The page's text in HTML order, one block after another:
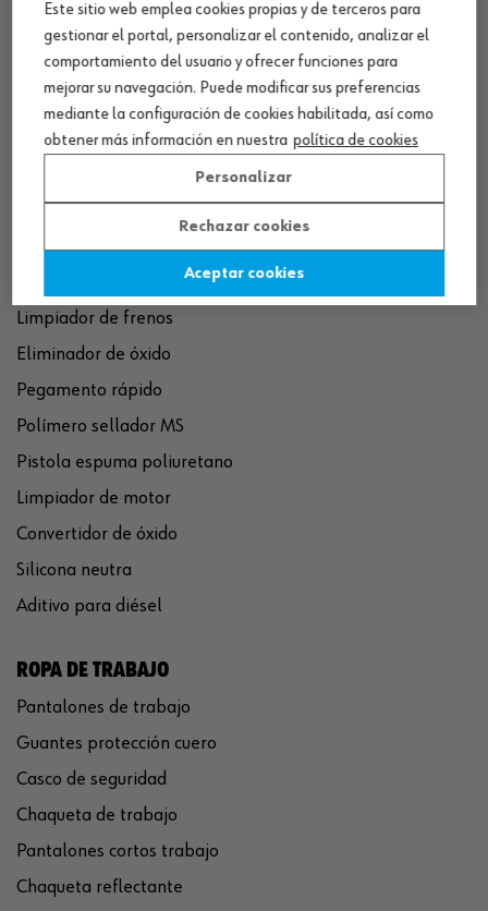
¡SÍGUENOS!
Limpiador de frenos
Eliminador de óxido
Pegamento rápido
Polímero sellador MS
Pistola espuma poliuretano
Limpiador de motor
Convertidor de óxido
Silicona neutra
Aditivo para diésel
ROPA DE TRABAJO
Pantalones de trabajo
Guantes protección cuero
Casco de seguridad
Chaqueta de trabajo
Pantalones cortos trabajo
Chaqueta reflectante
Este sitio web emplea cookies propias y de terceros para
gestionar el portal, personalizar el contenido, analizar el
comportamiento del usuario y ofrecer funciones para
mejorar su navegación. Puede modificar sus preferencias
mediante la configuración de cookies habilitada, así como
obtener más información en nuestra política de cookies
Personalizar
Rechazar cookies
Aceptar cookies